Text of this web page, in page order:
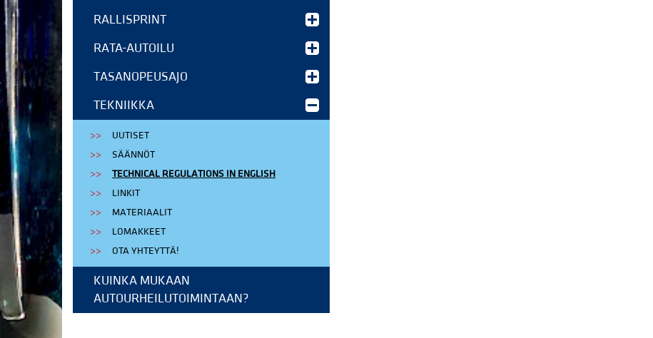
RALLISPRINT
RATA-AUTOILU
TASANOPEUSAJO
TEKNIIKKA
UUTISET
SÄÄNNÖT
TECHNICAL REGULATIONS IN ENGLISH
LINKIT
MATERIAALIT
LOMAKKEET
OTA YHTEYTTÄ!
KUINKA MUKAAN
AUTOURHEILUTOIMINTAAN?